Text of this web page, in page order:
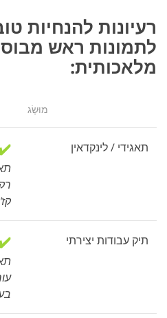
רעיונות להנחיות
לתמונות ראש
מלאכותית:
מוּשָׂג
תאגידי / לינקדאין
תיק עבודות יצירתי